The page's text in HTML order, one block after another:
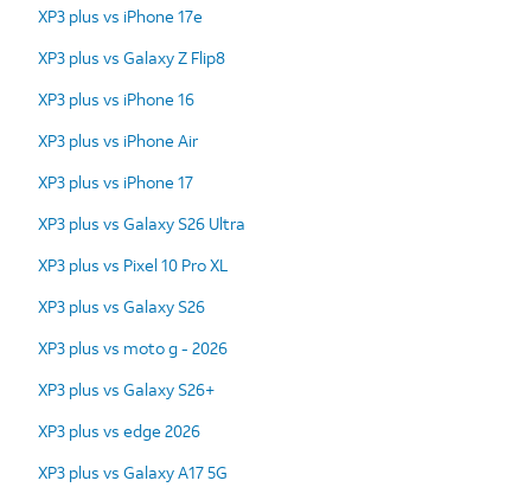
XP3 plus vs iPhone 17e
XP3 plus vs Galaxy Z Flip8
XP3 plus vs iPhone 16
XP3 plus vs iPhone Air
XP3 plus vs iPhone 17
XP3 plus vs Galaxy S26 Ultra
XP3 plus vs Pixel 10 Pro XL
XP3 plus vs Galaxy S26
XP3 plus vs moto g - 2026
XP3 plus vs Galaxy S26+
XP3 plus vs edge 2026
XP3 plus vs Galaxy A17 5G